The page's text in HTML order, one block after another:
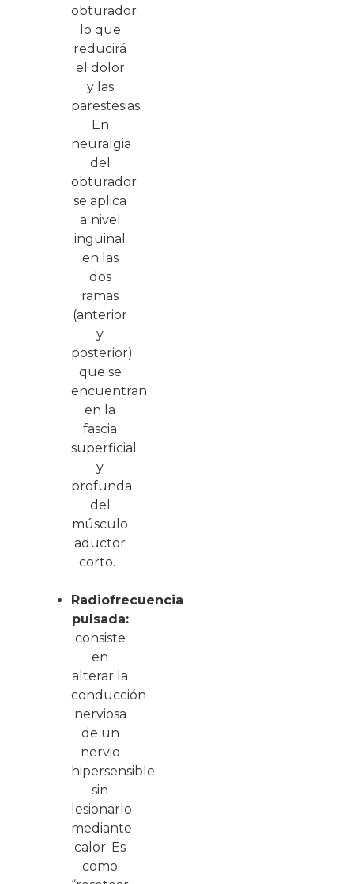
obturador
lo que
reducirá
el dolor
y las
parestesias.
En
neuralgia
del
obturador
se aplica
a nivel
inguinal
en las
dos
ramas
(anterior
y
posterior)
que se
encuentran
en la
fascia
superficial
y
profunda
del
músculo
aductor
corto.
Radiofrecuencia
pulsada:
consiste
en
alterar la
conducción
nerviosa
de un
nervio
hipersensible
sin
lesionarlo
mediante
calor. Es
como